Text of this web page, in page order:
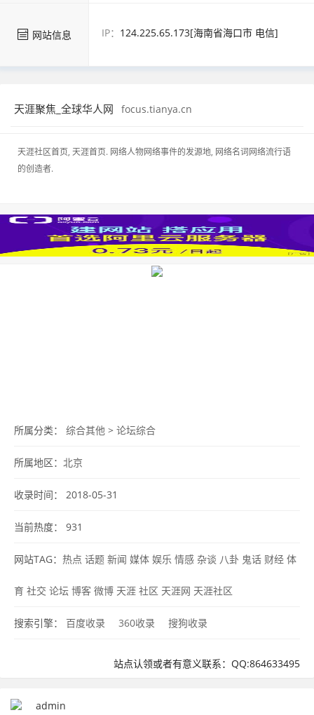
网站信息 IP： 124.225.65.173[海南省海口市 电信]
天涯聚焦_全球华人网 focus.tianya.cn
天涯社区首页, 天涯首页. 网络人物网络事件的发源地, 网络名词网络流行语
的创造者.
所属分类： 综合其他 > 论坛综合
所属地区： 北京
收录时间： 2018-05-31
当前热度： 931
网站TAG： 热点 话题 新闻 媒体 娱乐 情感 杂谈 八卦 鬼话 财经 体
育 社交 论坛 博客 微博 天涯 社区 天涯网 天涯社区
搜索引擎： 百度收录 360收录 搜狗收录
站点认领或者有意义联系：QQ:864633495
admin